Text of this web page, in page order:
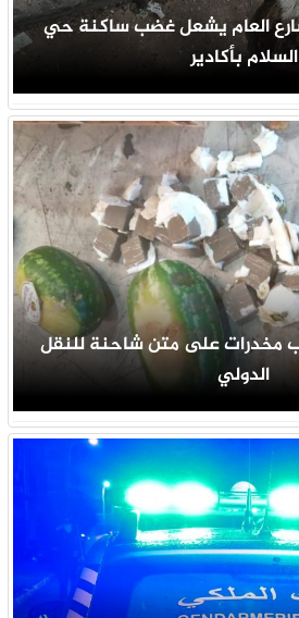
العام يشعل غضب ساكنة حي
السلام بأكادير
مخدرات على متن شاحنة للنقل
الدولي